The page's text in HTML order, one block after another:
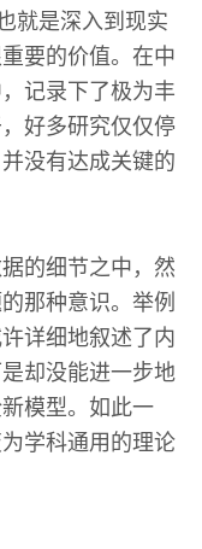
就是深入到现实
要的价值。在中
记录下了极为丰
好多研究仅仅停
没有达成关键的
的细节之中，然
那种意识。举例
详细地叙述了内
却没能进一步地
模型。如此一
学科通用的理论